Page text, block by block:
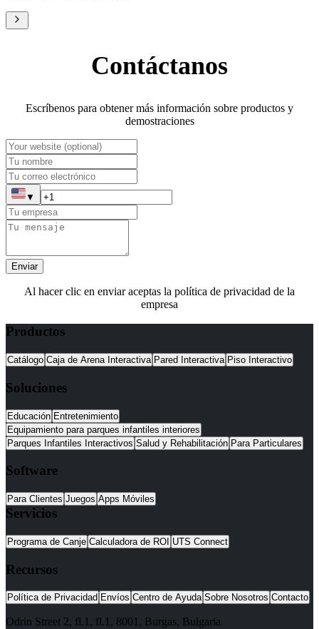
Contáctanos
Escríbenos para obtener más información sobre productos y
demostraciones
▼
Enviar
Al hacer clic en enviar aceptas la política de privacidad de la
empresa
Productos
Catálogo Caja de Arena Interactiva Pared Interactiva Piso Interactivo
Soluciones
Educación Entretenimiento
Equipamiento para parques infantiles interiores
Parques Infantiles Interactivos Salud y Rehabilitación Para Particulares
Software
Para Clientes Juegos Apps Móviles
Servicios
Programa de Canje Calculadora de ROI UTS Connect
Recursos
Política de Privacidad Envíos Centro de Ayuda Sobre Nosotros Contacto
Odrin Street 2, fl.1 , fl.1, 8001 , Burgas, Bulgaria